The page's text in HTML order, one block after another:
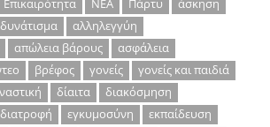
Επικαιρότητα ΝΕΑ Πάρτυ
άσκηση
αλληλεγγύη
απώλεια βάρους
ασφάλεια
βρέφος γονείς
γονείς και παιδιά
δίαιτα
διακόσμηση
διατροφή εγκυμοσύνη
εκπαίδευση